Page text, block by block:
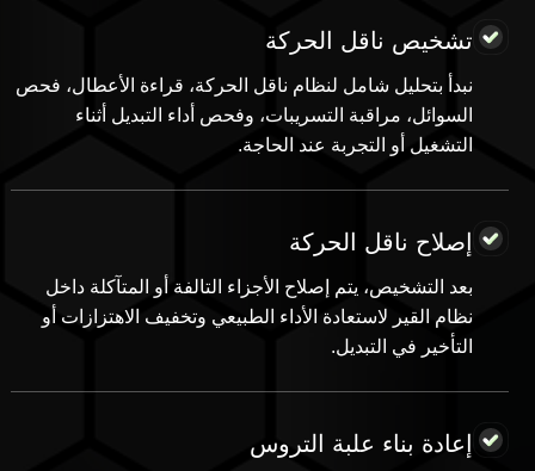
تشخيص ناقل الحركة
نبدأ بتحليل شامل لنظام ناقل الحركة، قراءة الأعطال، فحص
السوائل، مراقبة التسريبات، وفحص أداء التبديل أثناء
التشغيل أو التجربة عند الحاجة.
إصلاح ناقل الحركة
بعد التشخيص، يتم إصلاح الأجزاء التالفة أو المتآكلة داخل
نظام القير لاستعادة الأداء الطبيعي وتخفيف الاهتزازات أو
التأخير في التبديل.
إعادة بناء علبة التروس